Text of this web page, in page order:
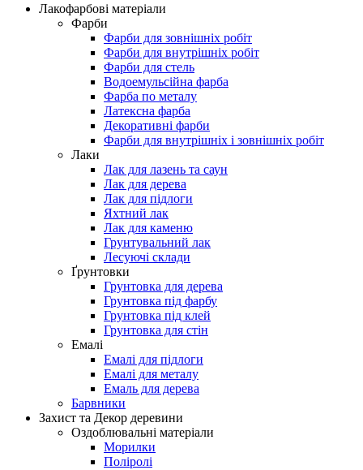
Лакофарбові матеріали
Фарби
Фарби для зовнішніх робіт
Фарби для внутрішніх робіт
Фарби для стель
Водоемульсійна фарба
Фарба по металу
Латексна фарба
Декоративні фарби
Фарби для внутрішніх і зовнішніх робіт
Лаки
Лак для лазень та саун
Лак для дерева
Лак для підлоги
Яхтний лак
Лак для каменю
Грунтувальний лак
Лесуючі склади
Ґрунтовки
Грунтовка для дерева
Грунтовка під фарбу
Грунтовка під клей
Грунтовка для стін
Емалі
Емалі для підлоги
Емалі для металу
Емаль для дерева
Барвники
Захист та Декор деревини
Оздоблювальні матеріали
Морилки
Поліролі